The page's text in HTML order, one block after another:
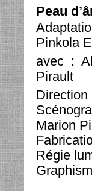
Peau
Pinkola
avec :
Pirault
Direction
Marion
Régie